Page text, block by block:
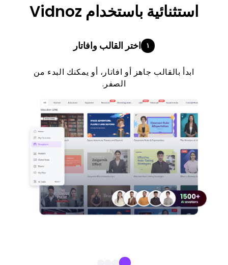
استثنائية باستخدام Vidnoz
١ اختر القالب وافاتار
ابدأ بالقالب جاهز أو افاتار، أو يمكنك البدء من
الصفر.